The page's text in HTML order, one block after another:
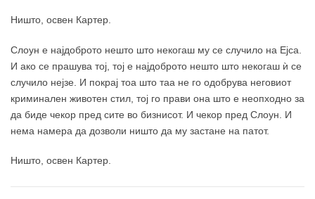
Ништо, освен Картер.
Слоун е најдоброто нешто што некогаш му се случило на Ејса.
И ако се прашува тој, тој е најдоброто нешто што некогаш ѝ се
случило нејзе. И покрај тоа што таа не го одобрува неговиот
криминален животен стил, тој го прави она што е неопходно за
да биде чекор пред сите во бизнисот. И чекор пред Слоун. И
нема намера да дозволи ништо да му застане на патот.
Ништо, освен Картер.